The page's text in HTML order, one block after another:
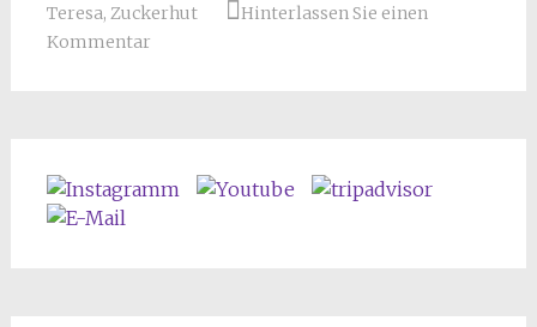
Teresa, Zuckerhut
Hinterlassen Sie einen
Kommentar